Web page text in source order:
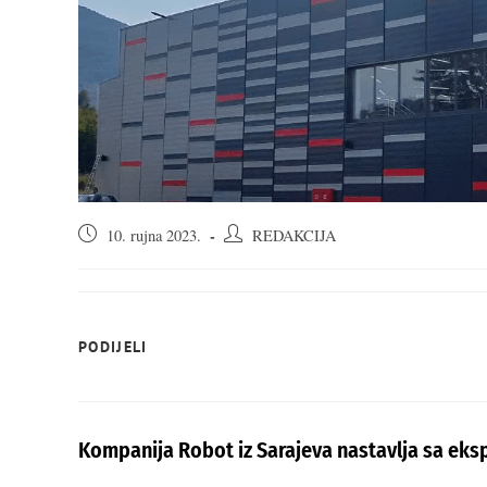
Objava10. rujna 2023.
AutorREDAKCIJA
PODIJELI
Kompanija Robot iz Sarajeva nastavlja sa